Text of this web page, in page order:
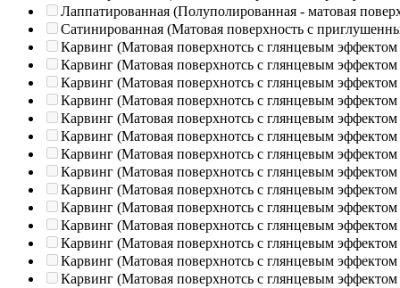
Лаппатированная (Полуполированная - матовая
Сатинированная (Матовая поверхность с
Карвинг (Матовая поверхнотсь с глянцевым эффектом
Карвинг (Матовая поверхнотсь с глянцевым эффектом
Карвинг (Матовая поверхнотсь с глянцевым эффектом
Карвинг (Матовая поверхнотсь с глянцевым эффектом
Карвинг (Матовая поверхнотсь с глянцевым эффектом
Карвинг (Матовая поверхнотсь с глянцевым эффектом
Карвинг (Матовая поверхнотсь с глянцевым эффектом
Карвинг (Матовая поверхнотсь с глянцевым эффектом
Карвинг (Матовая поверхнотсь с глянцевым эффектом
Карвинг (Матовая поверхнотсь с глянцевым эффектом
Карвинг (Матовая поверхнотсь с глянцевым эффектом
Карвинг (Матовая поверхнотсь с глянцевым эффектом
Карвинг (Матовая поверхнотсь с глянцевым эффектом
Карвинг (Матовая поверхнотсь с глянцевым эффектом